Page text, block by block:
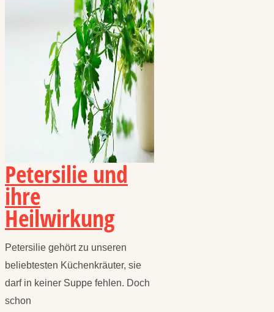
Petersilie und
ihre
Heilwirkung
Petersilie gehört zu unseren
beliebtesten Küchenkräuter, sie
darf in keiner Suppe fehlen. Doch
schon